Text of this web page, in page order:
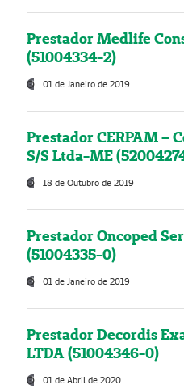
Prestador Medlife
(51004334-2)
01 de Janeiro de 2019
Prestador CERPAM –
S/S Ltda-ME
18 de Outubro de 2019
Prestador Oncoped
(51004335-0)
01 de Janeiro de 2019
Prestador Decordis
LTDA (51004346-0)
01 de Abril de 2020